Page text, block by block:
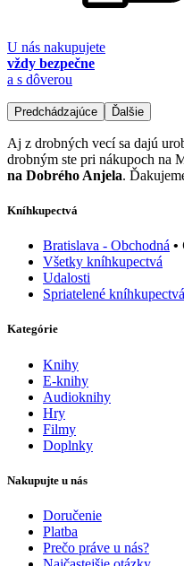
U nás nakupujete
vždy bezpečne
a s dôverou
Predchádzajúce Ďalšie
Aj z drobných vecí sa dajú
drobným ste pri nákupoch na
na Dobrého Anjela.
Kníhkupectvá
Bratislava - Obchodná •
Všetky kníhkupectvá
Udalosti
Spriatelené kníhkupectvá
Kategórie
Knihy
E-knihy
Audioknihy
Hry
Filmy
Doplnky
Nakupujte u nás
Doručenie
Platba
Prečo práve u nás?